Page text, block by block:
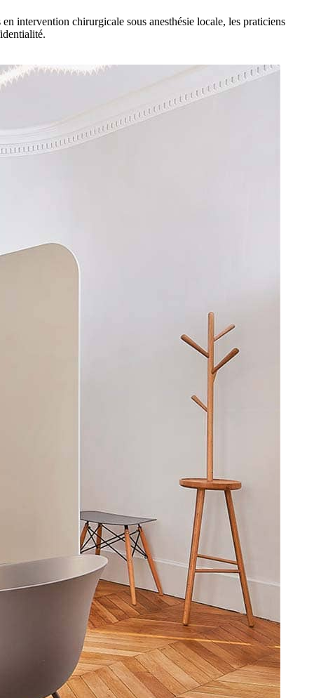
intervention chirurgicale sous anesthésie locale, les praticiens